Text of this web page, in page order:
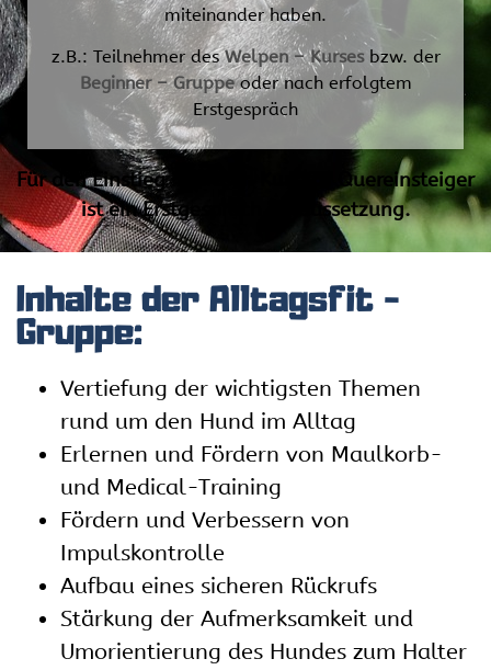
miteinander haben.
z.B.: Teilnehmer desWelpen – Kursesbzw. der
Beginner – Gruppeoder nach erfolgtem
Erstgespräch
Für den Einstieg in diesen Kurs für Quereinsteiger
ist ein Erstgespräch Voraussetzung.
Inhalte der Alltagsfit -
Gruppe:
Vertiefung der wichtigsten Themen
rund um den Hund im Alltag
Erlernen und Fördern von Maulkorb-
und Medical-Training
Fördern und Verbessern von
Impulskontrolle
Aufbau eines sicheren Rückrufs
Stärkung der Aufmerksamkeit und
Umorientierung des Hundes zum Halter